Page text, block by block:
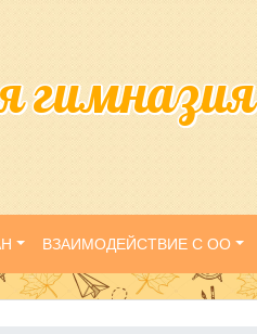
гимназия
ВЗАИМОДЕЙСТВИЕ С ОО